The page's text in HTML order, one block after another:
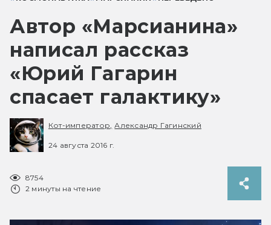
Автор «Марсианина»
написал рассказ
«Юрий Гагарин
спасает галактику»
Кот-император, Александр Гагинский
24 августа 2016 г.
8754
2 минуты на чтение